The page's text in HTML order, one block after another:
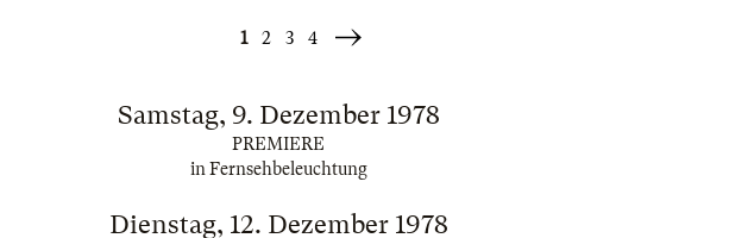
1 2 3 4
Weiter
Samstag, 9. Dezember 1978
PREMIERE
in Fernsehbeleuchtung
Dienstag, 12. Dezember 1978